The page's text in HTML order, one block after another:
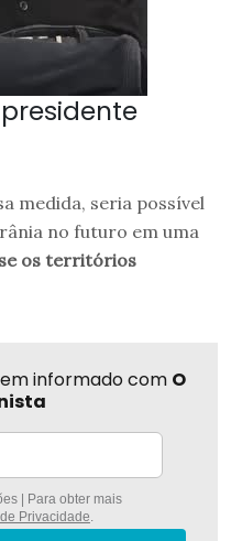
medida, seria possível
no futuro em uma
os territórios
informado com O
| Para obter mais
Privacidade